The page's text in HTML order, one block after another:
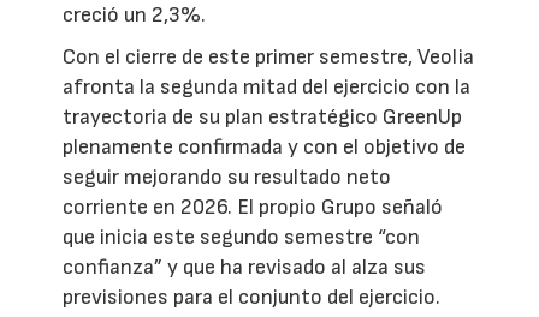
creció un 2,3%.
Con el cierre de este primer semestre, Veolia
afronta la segunda mitad del ejercicio con la
trayectoria de su plan estratégico GreenUp
plenamente confirmada y con el objetivo de
seguir mejorando su resultado neto
corriente en 2026. El propio Grupo señaló
que inicia este segundo semestre “con
confianza” y que ha revisado al alza sus
previsiones para el conjunto del ejercicio.